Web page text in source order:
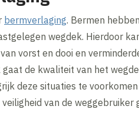
bermverlaging. Bermen
wegdek. Hierdoor
vorst en dooi en
de kwaliteit van het
deze situaties te
van de weggebruiker